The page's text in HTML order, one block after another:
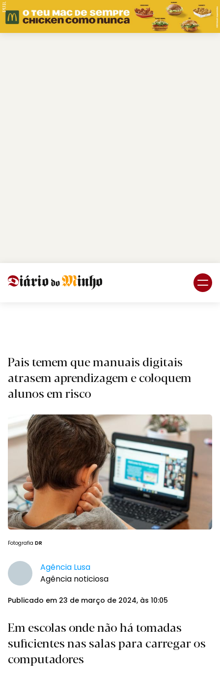
PUB.
Pais temem que manuais digitais
atrasem aprendizagem e coloquem
alunos em risco
Fotografia DR
Agência Lusa
Agência noticiosa
Publicado em 23 de março de 2024, às 10:05
Em escolas onde não há tomadas
suficientes nas salas para carregar os
computadores